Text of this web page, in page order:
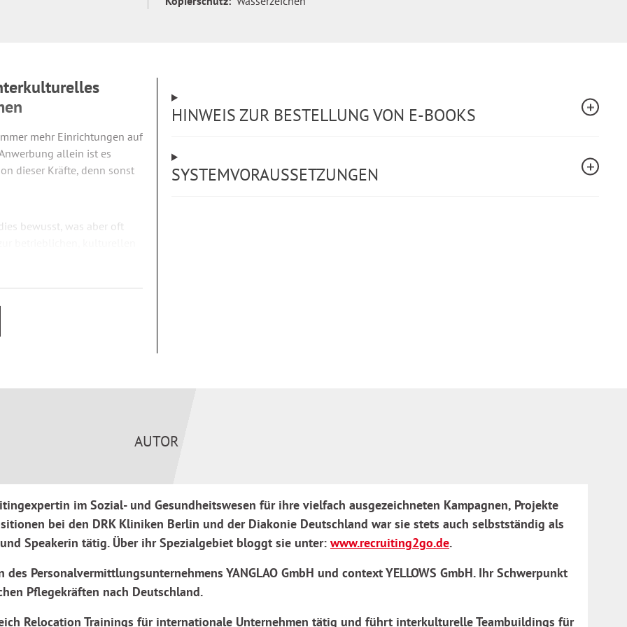
mehr Einrichtungen auf
allein ist es
dieser Kräfte, denn sonst
bewusst, was aber oft
und das Verstehen
beteiligten Akteuren geben
ab.
HINWEIS ZUR BESTELLUNG VON E-BOOKS
SYSTEMVORAUSSETZUNGEN
AUTOR
im Sozial- und Gesundheitswesen für ihre vielfach ausgezeichneten Kampagnen, Projekte
bei den DRK Kliniken Berlin und der Diakonie Deutschland war sie stets auch selbstständig als
Speakerin tätig. Über ihr Spezialgebiet bloggt sie unter: www.recruiting2go.de.
Personalvermittlungsunternehmens YANGLAO GmbH und context YELLOWS GmbH. Ihr Schwerpunkt
Pflegekräften nach Deutschland.
Relocation Trainings für internationale Unternehmen tätig und führt interkulturelle Teambuildings für